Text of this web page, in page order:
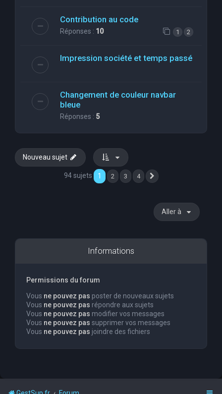
Contribution au code
Réponses : 10 1 2
Impression société et temps passé
Changement de couleur navbar
bleue
Réponses : 5
Nouveau sujet
94 sujets 1 2 3 4
Aller à
Informations
Permissions du forum
Vous ne pouvez pas poster de nouveaux sujets
Vous ne pouvez pas répondre aux sujets
Vous ne pouvez pas modifier vos messages
Vous ne pouvez pas supprimer vos messages
Vous ne pouvez pas joindre des fichiers